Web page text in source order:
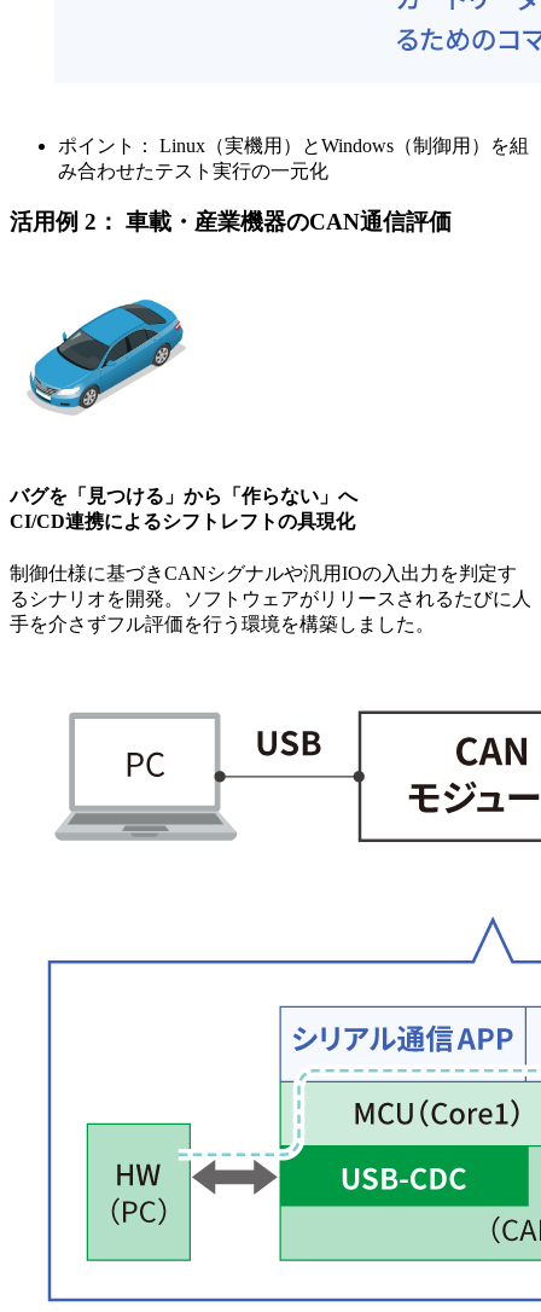
ポイント： Linux（実機用）とWindows（制御用）を組
み合わせたテスト実行の一元化
活用例 2： 車載・産業機器のCAN通信評価
バグを「見つける」から「作らない」へ
CI/CD連携によるシフトレフトの具現化
制御仕様に基づきCANシグナルや汎用IOの入出力を判定す
るシナリオを開発。ソフトウェアがリリースされるたびに人
手を介さずフル評価を行う環境を構築しました。